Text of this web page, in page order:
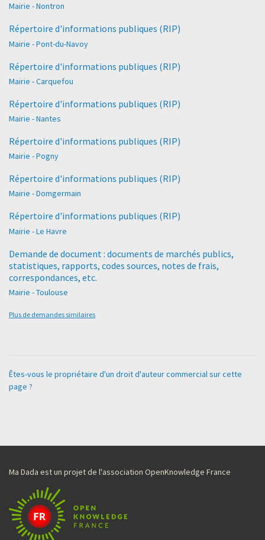
Mairie - Nontron
Répertoire d'informations publiques (RIP)
Mairie - Pont-du-Navoy
Répertoire d'informations publiques (RIP)
Mairie - Carquefou
Répertoire d'informations publiques (RIP)
Mairie - Nantes
Répertoire d'informations publiques (RIP)
Mairie - Pogny
Répertoire d'informations publiques (RIP)
Mairie - Domgermain
Répertoire d'informations publiques (RIP)
Mairie - Le Havre
Demande de document : documents de marchés publics,
statistiques, rapports, codes sources, notes de frais,
correspondances, etc.
Mairie - Toulouse
Plus de demandes similaires
Êtes-vous le propriétaire d'un droit d'auteur commercial sur cette
page ?
Ma Dada est un projet de l'association OpenKnowledge France